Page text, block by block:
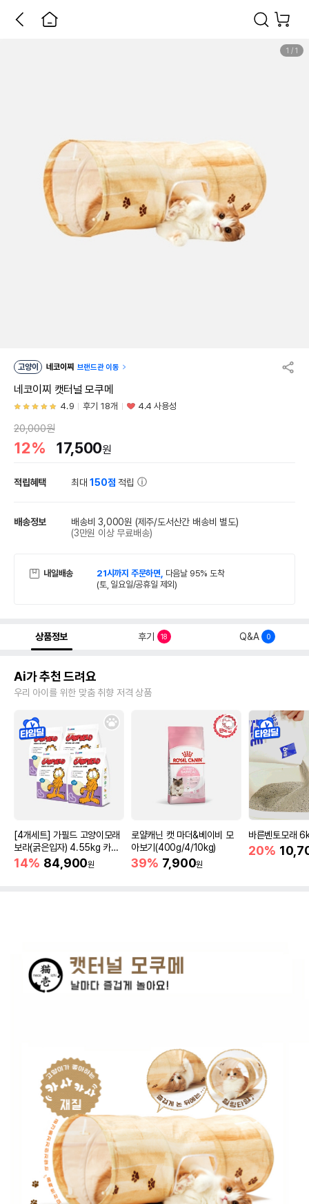
1 / 1
고양이 네코이찌 브랜드관 이동
네코이찌 캣터널 모쿠메
4.9 후기 18개 4.4 사용성
20,000원
12% 17,500원
적립혜택 최대150점 적립
배송정보 배송비 3,000원 (제주/도서산간 배송비 별도)
(3만원 이상 무료배송)
내일배송 21시까지 주문하면, 다음날 95% 도착
(토, 일요일/공휴일 제외)
상품정보 후기 18 Q&A 0
Ai가 추천 드려요
우리 아이를 위한 맞춤 취향 저격 상품
[4개세트] 가필드 고양이모래
보라(굵은입자) 4.55kg 카사
바모래
14% 84,900원
로얄캐닌 캣 마더&베이비 모
아보기(400g/4/10kg)
39% 7,900원
바른벤토모래
20%